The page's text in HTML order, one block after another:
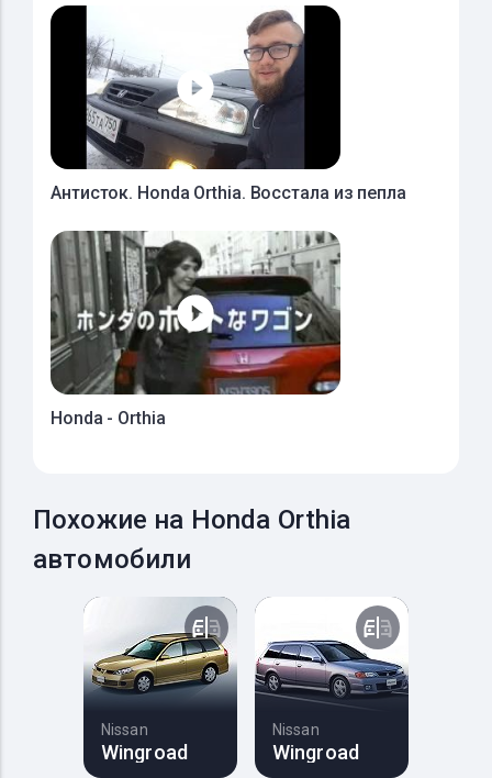
Антисток. Honda Orthia. Восстала из пепла
Honda - Orthia
Похожие на Honda Orthia
автомобили
Nissan
Wingroad
Nissan
Wingroad